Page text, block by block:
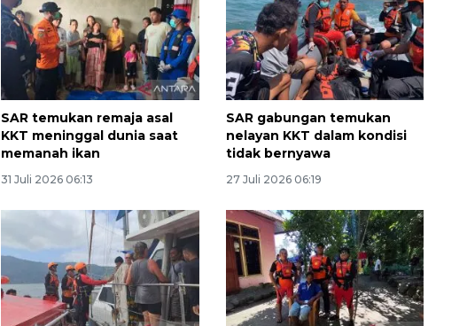
SAR temukan remaja asal
KKT meninggal dunia saat
memanah ikan
31 Juli 2026 06:13
SAR gabungan temukan
nelayan KKT dalam kondisi
tidak bernyawa
27 Juli 2026 06:19
Memberantas kejahatan
jalanan Jakarta
2026-08-05 18:00:00